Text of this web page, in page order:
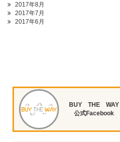
2017年8月
2017年7月
2017年6月
BUY THE WAY
公式Facebook